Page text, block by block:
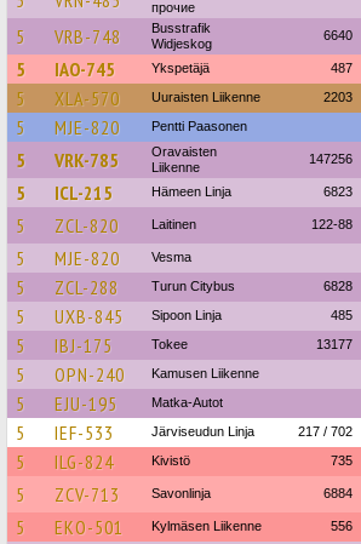
прочие
5 VRB-748
Busstrafik
Widjeskog
6640
5 IAO-745 Ykspetäjä 487
5 XLA-570 Uuraisten Liikenne 2203
5 MJE-820 Pentti Paasonen
5 VRK-785
Oravaisten
Liikenne
147256
5 ICL-215 Hämeen Linja 6823
5 ZCL-820 Laitinen 122-88
5 MJE-820 Vesma
5 ZCL-288 Turun Citybus 6828
5 UXB-845 Sipoon Linja 485
5 IBJ-175 Tokee 13177
5 OPN-240 Kamusen Liikenne
5 EJU-195 Matka-Autot
5 IEF-533 Järviseudun Linja 217 / 702
5 ILG-824 Kivistö 735
5 ZCV-713 Savonlinja 6884
5 EKO-501 Kylmäsen Liikenne 556